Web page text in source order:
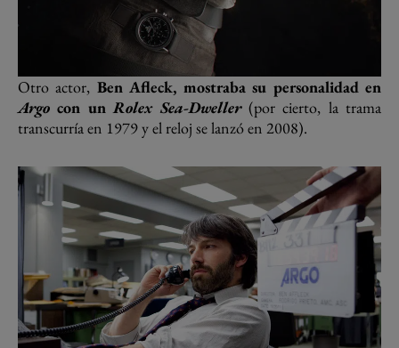
Otro actor, Ben Afleck, mostraba su personalidad en
Argo con unRolex Sea-Dweller (por cierto, la trama
transcurría en 1979 y el reloj se lanzó en 2008).